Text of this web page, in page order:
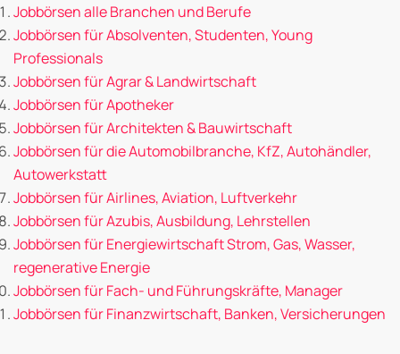
Jobbörsen alle Branchen und Berufe
Jobbörsen für Absolventen, Studenten, Young
Professionals
Jobbörsen für Agrar & Landwirtschaft
Jobbörsen für Apotheker
Jobbörsen für Architekten & Bauwirtschaft
Jobbörsen für die Automobilbranche, KfZ, Autohändler,
Autowerkstatt
Jobbörsen für Airlines, Aviation, Luftverkehr
Jobbörsen für Azubis, Ausbildung, Lehrstellen
Jobbörsen für Energiewirtschaft Strom, Gas, Wasser,
regenerative Energie
Jobbörsen für Fach- und Führungskräfte, Manager
Jobbörsen für Finanzwirtschaft, Banken, Versicherungen